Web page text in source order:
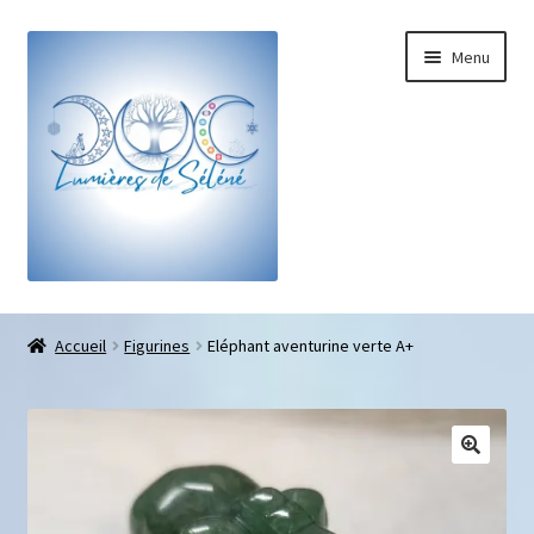
Menu
Boutique
Pendentifs sifflet et fioles
Accueil Figurines Eléphant aventurine verte A+